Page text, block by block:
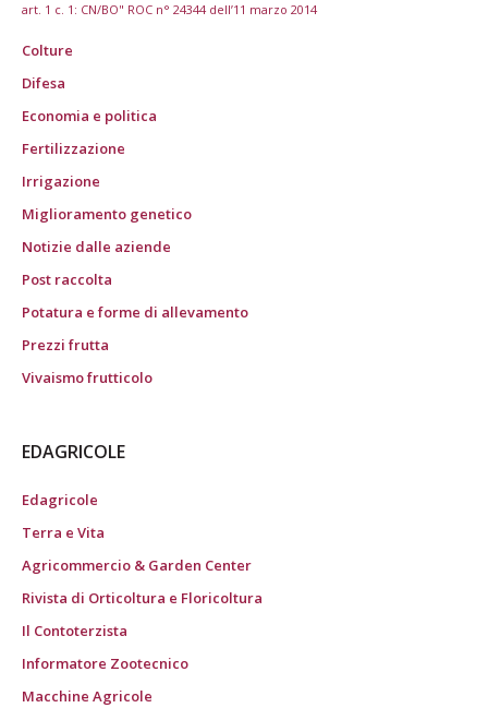
art. 1 c. 1: CN/BO" ROC n° 24344 dell’11 marzo 2014
Colture
Difesa
Economia e politica
Fertilizzazione
Irrigazione
Miglioramento genetico
Notizie dalle aziende
Post raccolta
Potatura e forme di allevamento
Prezzi frutta
Vivaismo frutticolo
EDAGRICOLE
Edagricole
Terra e Vita
Agricommercio & Garden Center
Rivista di Orticoltura e Floricoltura
Il Contoterzista
Informatore Zootecnico
Macchine Agricole